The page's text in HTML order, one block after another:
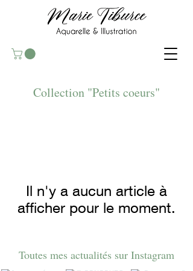
Collection "Petits coeurs"
Il n'y a aucun article à
afficher pour le moment.
Toutes mes actualités sur Instagram